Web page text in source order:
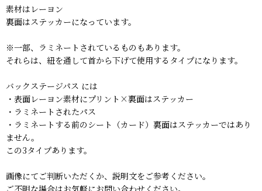
素材はレーヨン
裏面はステッカーになっています。
※一部、ラミネートされているものもあります。
それらは、紐を通して首から下げて使用するタイプになります。
バックステージパス には
・表面レーヨン素材にプリント×裏面はステッカー
・ラミネートされたパス
・ラミネートする前のシート（カード）裏面はステッカーではあり
ません。
この3タイプあります。
画像にてご判断いただくか、説明文をご参考ください。
ご不明な場合はお気軽にお問い合わせください。